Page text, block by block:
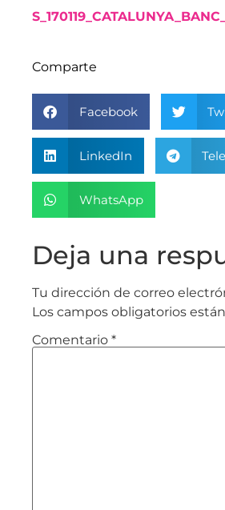
Comparte
Facebook
LinkedIn
WhatsApp
Deja una
Tu dirección de correo
Los campos obligatorios
Comentario *